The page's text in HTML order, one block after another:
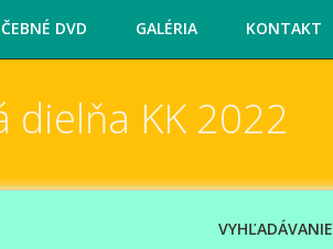
DVD GALÉRIA KONTAKT
KK 2022
VYHĽADÁVANIE